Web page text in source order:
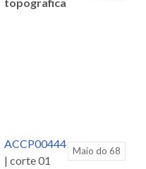
ACCP00444
| corte 01
Maio do 68